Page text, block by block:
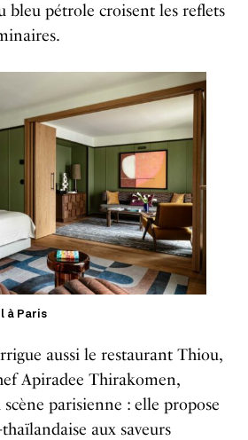
bleu pétrole croisent les reflets
à Paris
aussi le restaurant Thiou,
Apiradee Thirakomen,
parisienne : elle propose
aux saveurs